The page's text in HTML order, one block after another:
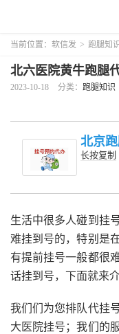
当前位置： 软信发 > 跑腿知
北六医院黄牛跑腿
2023-10-18 分类： 跑腿知识
北京
长按复制
生活中很多人碰到挂
难挂到号的，特别是
有提前挂号一般都很
话挂到号，下面就来
我们们为您排队代挂
大医院挂号；我们的